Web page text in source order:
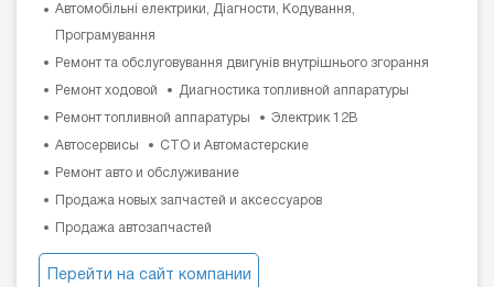
Автомобільні електрики, Діагности, Кодування,
Програмування
Ремонт та обслуговування двигунів внутрішнього згорання
Ремонт ходовой Диагностика топливной аппаратуры
Ремонт топливной аппаратуры Электрик 12В
Автосервисы СТО и Автомастерские
Ремонт авто и обслуживание
Продажа новых запчастей и аксессуаров
Продажа автозапчастей
Перейти на сайт компании